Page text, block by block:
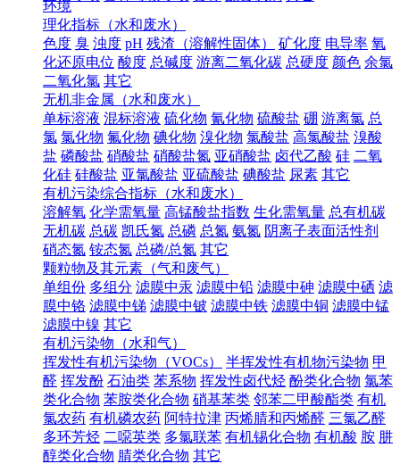
环境
理化指标（水和废水）
色度 臭 浊度 pH 残渣（溶解性固体） 矿化度 电导率 氧
化还原电位 酸度 总碱度 游离二氧化碳 总硬度 颜色 余氯
二氧化氯 其它
无机非金属（水和废水）
单标溶液 混标溶液 硫化物 氰化物 硫酸盐 硼 游离氯 总
氯 氯化物 氟化物 碘化物 溴化物 氯酸盐 高氯酸盐 溴酸
盐 磷酸盐 硝酸盐 硝酸盐氮 亚硝酸盐 卤代乙酸 硅 二氧
化硅 硅酸盐 亚氯酸盐 亚硫酸盐 碘酸盐 尿素 其它
有机污染综合指标（水和废水）
溶解氧 化学需氧量 高锰酸盐指数 生化需氧量 总有机碳
无机碳 总碳 凯氏氮 总磷 总氮 氨氮 阴离子表面活性剂
硝态氮 铵态氮 总磷/总氮 其它
颗粒物及其元素（气和废气）
单组份 多组分 滤膜中汞 滤膜中铅 滤膜中砷 滤膜中硒 滤
膜中铬 滤膜中锑 滤膜中铍 滤膜中铁 滤膜中铜 滤膜中锰
滤膜中镍 其它
有机污染物（水和气）
挥发性有机污染物（VOCs）
半挥发性有机物污染物 甲
醛 挥发酚 石油类 苯系物 挥发性卤代烃 酚类化合物 氯苯
类化合物 苯胺类化合物 硝基苯类 邻苯二甲酸酯类 有机
氯农药 有机磷农药 阿特拉津 丙烯腈和丙烯醛 三氯乙醛
多环芳烃 二噁英类 多氯联苯 有机锡化合物 有机酸 胺 肼
醇类化合物 腈类化合物 其它